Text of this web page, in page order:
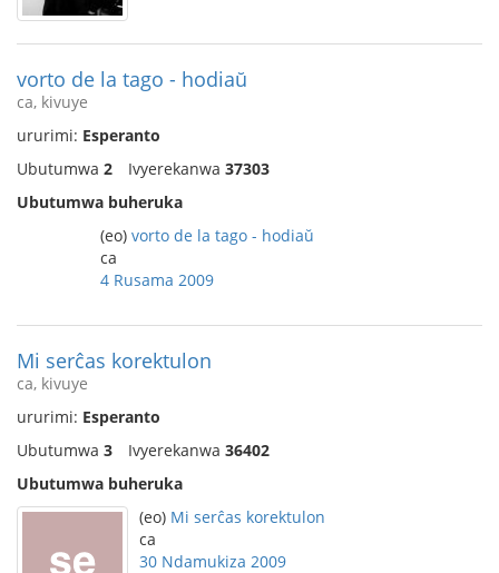
vorto de la tago - hodiaŭ
ca, kivuye
ururimi: Esperanto
Ubutumwa 2 Ivyerekanwa 37303
Ubutumwa buheruka
(eo) vorto de la tago - hodiaŭ
ca
4 Rusama 2009
Mi serĉas korektulon
ca, kivuye
ururimi: Esperanto
Ubutumwa 3 Ivyerekanwa 36402
Ubutumwa buheruka
(eo) Mi serĉas korektulon
ca
30 Ndamukiza 2009